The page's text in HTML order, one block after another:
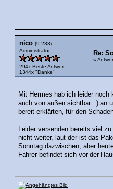
nico (9.233)
Administrator
294x Beste Antwort
1344x "Danke"
Re:
«
Mit Hermes hab ich leider
auch von außen sichtbar...) an
bereit erklärten, für den
Leider versenden bereits viel
nicht weiter, laut der ist das
Sonntag dazwischen, aber
Fahrer befindet sich vor der